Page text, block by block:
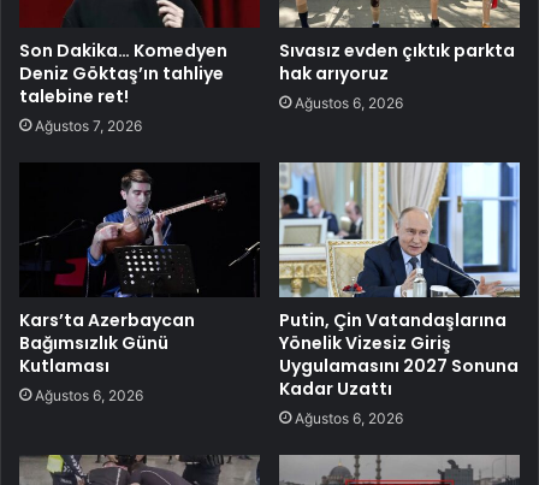
Son Dakika… Komedyen
Deniz Göktaş’ın tahliye
talebine ret!
Ağustos 7, 2026
Sıvasız evden çıktık parkta
hak arıyoruz
Ağustos 6, 2026
Kars’ta Azerbaycan
Bağımsızlık Günü
Kutlaması
Ağustos 6, 2026
Putin, Çin Vatandaşlarına
Yönelik Vizesiz Giriş
Uygulamasını 2027 Sonuna
Kadar Uzattı
Ağustos 6, 2026